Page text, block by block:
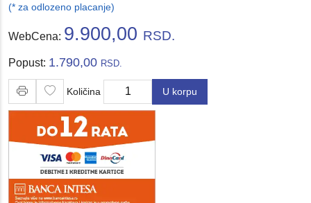
(* za odlozeno placanje)
WebCena: 9.900,00 RSD.
Popust: 1.790,00 RSD.
Količina
Količina
U korpu